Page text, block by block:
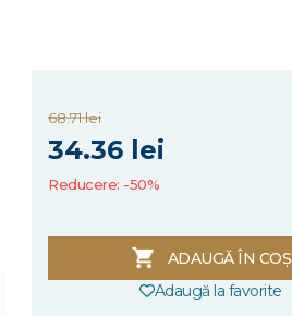
68.71 lei
34.36 lei
Reducere: -50%
ADAUGĂ ÎN COȘ
Adaugă la favorite